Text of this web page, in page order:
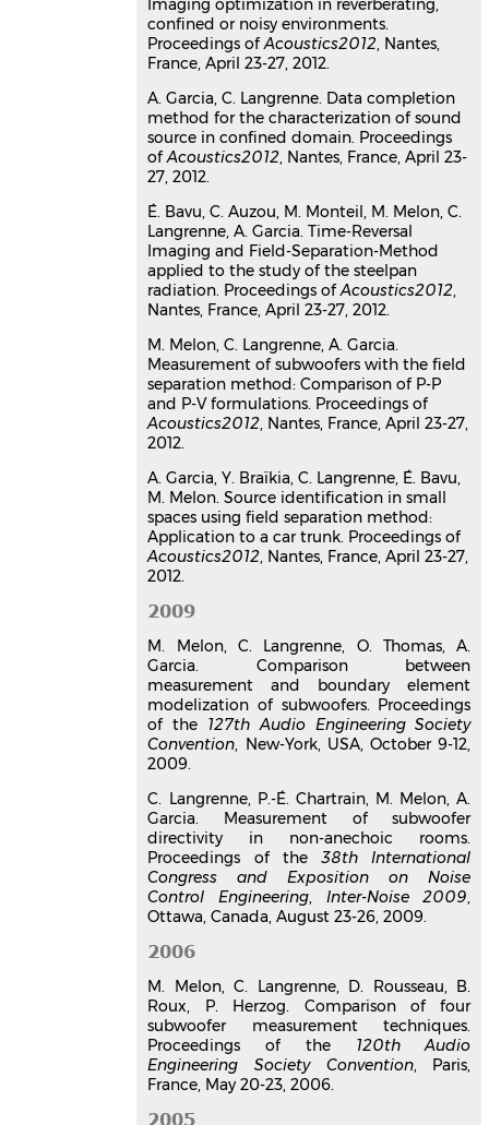
CFA2022, Société Française
d'Acoustique; Laboratoire de
Mécanique et d'Acoustique, Apr 2022,
Marseille, France
Communication dans un congrès
hal-03847794v1
Influence of the Side Holes
Geometry in the Resonance and
Instruments
Jean-Baptiste Doc,Christophe
Langrenne,Alexandre Garcia
Forum Acusticum , Dec 2020, Lyon,
France. pp.2181-2181,
Communication dans un congrès
hal-03235392v1
A linear phase IIR filterbank for
the radial filters of ambisonic
Christophe Langrenne,Eric Bavu,
Alexandre Garcia
EAA Spatial Audio Signal Processing
Symposium, Sep 2019, Paris, France.
pp.127-132,⟨10.25836/sasp.2019.03⟩
hal-02275167v1
Ambisonic Sound Scenes
Pierre Lecomte,Philippe-Aubert
Gauthier
Alain Berry,Alexandre
Garcia,Christophe Langrenne
2018 AES International Conference on
Spatial Reproduction - Aesthetics and
Communication dans un congrès
hal-04503492v1
Conception d' antennes
microphoniques à base de MEMS
analogiques ou numériques :
Retour d' expérience
Eric Bavu
Pierre Lecomte,Aro Ramamonjy,
Alexandre Garcia
2nde Journées Acoustique et
Microsystèmes, JAM 2018, Jun 2018, Le
Mans, Sarthe, France
Communication dans un congrès
hal-03179435v1
Imaging optimization in reverberating,
confined or noisy environments.
Proceedings ofAcoustics2012, Nantes,
France, April 23-27, 2012.
A. Garcia, C. Langrenne. Data completion
method for the characterization of sound
source in confined domain. Proceedings
ofAcoustics2012, Nantes, France, April 23-
27, 2012.
É. Bavu, C. Auzou, M. Monteil, M. Melon, C.
Langrenne, A. Garcia. Time-Reversal
Imaging and Field-Separation-Method
applied to the study of the steelpan
radiation. Proceedings ofAcoustics2012,
Nantes, France, April 23-27, 2012.
M. Melon, C. Langrenne, A. Garcia.
Measurement of subwoofers with the field
separation method: Comparison of P-P
and P-V formulations. Proceedings of
Acoustics2012, Nantes, France, April 23-27,
2012.
A. Garcia, Y. Braïkia, C. Langrenne, É. Bavu,
M. Melon. Source identification in small
spaces using field separation method:
Application to a car trunk. Proceedings of
Acoustics2012, Nantes, France, April 23-27,
2012.
2009
M. Melon, C. Langrenne, O. Thomas, A.
Garcia. Comparison between
measurement and boundary element
modelization of subwoofers. Proceedings
of the 127th Audio Engineering Society
Convention, New-York, USA, October 9-12,
2009.
C. Langrenne, P.-É. Chartrain, M. Melon, A.
Garcia. Measurement of subwoofer
directivity in non-anechoic rooms.
Proceedings of the38th International
Congress and Exposition on Noise
Control Engineering, Inter-Noise 2009,
Ottawa, Canada, August 23-26, 2009.
2006
M. Melon, C. Langrenne, D. Rousseau, B.
Roux, P. Herzog. Comparison of four
subwoofer measurement techniques.
Proceedings of the 120th Audio
Engineering Society Convention, Paris,
France, May 20-23, 2006.
2005